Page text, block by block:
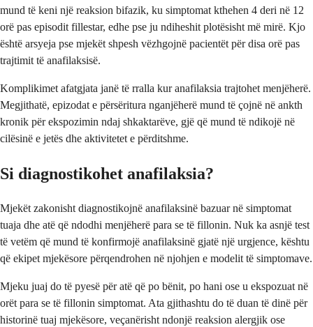
mund të keni një reaksion bifazik, ku simptomat kthehen 4 deri në 12
orë pas episodit fillestar, edhe pse ju ndiheshit plotësisht më mirë. Kjo
është arsyeja pse mjekët shpesh vëzhgojnë pacientët për disa orë pas
trajtimit të anafilaksisë.
Komplikimet afatgjata janë të rralla kur anafilaksia trajtohet menjëherë.
Megjithatë, epizodat e përsëritura nganjëherë mund të çojnë në ankth
kronik për ekspozimin ndaj shkaktarëve, gjë që mund të ndikojë në
cilësinë e jetës dhe aktivitetet e përditshme.
Si diagnostikohet anafilaksia?
Mjekët zakonisht diagnostikojnë anafilaksinë bazuar në simptomat
tuaja dhe atë që ndodhi menjëherë para se të fillonin. Nuk ka asnjë test
të vetëm që mund të konfirmojë anafilaksinë gjatë një urgjence, kështu
që ekipet mjekësore përqendrohen në njohjen e modelit të simptomave.
Mjeku juaj do të pyesë për atë që po bënit, po hani ose u ekspozuat në
orët para se të fillonin simptomat. Ata gjithashtu do të duan të dinë për
historinë tuaj mjekësore, veçanërisht ndonjë reaksion alergjik ose